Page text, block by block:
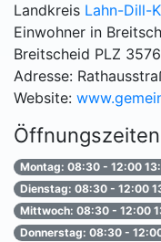
Landkreis Lahn-Dill-
Einwohner in
Breitscheid PLZ
Adresse:
Website:
Öffnungszeiten
Montag: 08:30 - 12:00
Dienstag: 08:30 - 12:00
Mittwoch: 08:30 - 12:00
Donnerstag: 08:30 -